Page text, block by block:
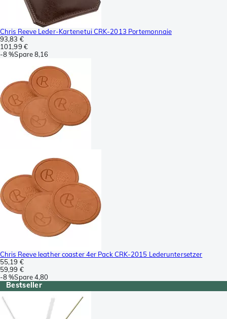
Chris Reeve Leder-Kartenetui CRK-2013 Portemonnaie
93,83 €
101,99 €
-8 %Spare8,16
Chris Reeve leather coaster 4er Pack CRK-2015 Lederuntersetzer
55,19 €
59,99 €
-8 %Spare4,80
Bestseller